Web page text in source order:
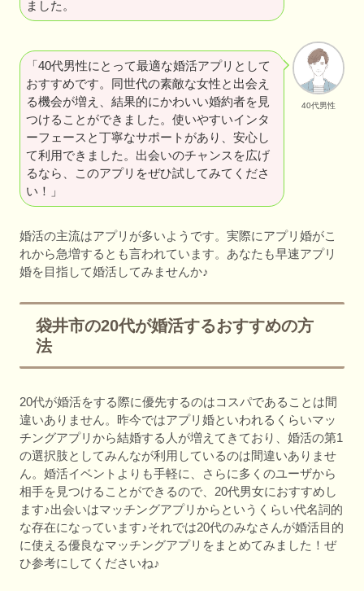
ました。
40代男性
「40代男性にとって最適な婚活アプリとして
おすすめです。同世代の素敵な女性と出会え
る機会が増え、結果的にかわいい婚約者を見
つけることができました。使いやすいインタ
ーフェースと丁寧なサポートがあり、安心し
て利用できました。出会いのチャンスを広げ
るなら、このアプリをぜひ試してみてくださ
い！」
婚活の主流はアプリが多いようです。実際にアプリ婚がこ
れから急増するとも言われています。あなたも早速アプリ
婚を目指して婚活してみませんか♪
袋井市の20代が婚活するおすすめの方
法
20代が婚活をする際に優先するのはコスパであることは間
違いありません。昨今ではアプリ婚といわれるくらいマッ
チングアプリから結婚する人が増えてきており、婚活の第1
の選択肢としてみんなが利用しているのは間違いありませ
ん。婚活イベントよりも手軽に、さらに多くのユーザから
相手を見つけることができるので、20代男女におすすめし
ます♪出会いはマッチングアプリからというくらい代名詞的
な存在になっています♪それでは20代のみなさんが婚活目的
に使える優良なマッチングアプリをまとめてみました！ぜ
ひ参考にしてくださいね♪